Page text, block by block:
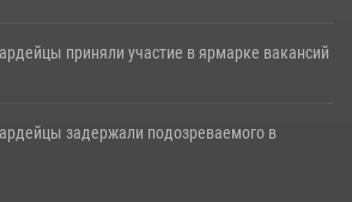
приняли участие в ярмарке вакансий
задержали подозреваемого в